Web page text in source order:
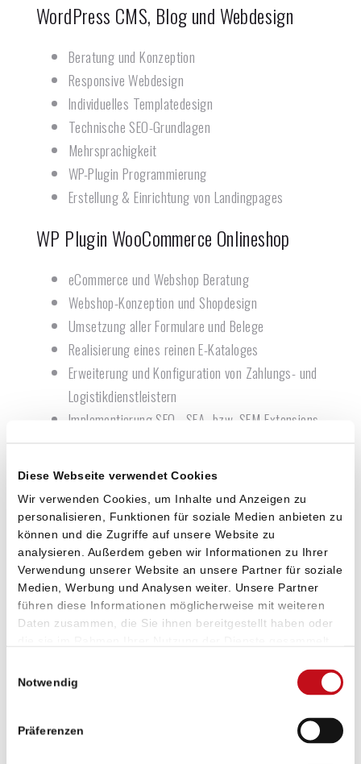
Diese Webseite verwendet Cookies
Wir verwenden Cookies, um Inhalte und Anzeigen zu
personalisieren, Funktionen für soziale Medien anbieten zu
können und die Zugriffe auf unsere Website zu
analysieren. Außerdem geben wir Informationen zu Ihrer
Verwendung unserer Website an unsere Partner für soziale
Medien, Werbung und Analysen weiter. Unsere Partner
führen diese Informationen möglicherweise mit weiteren
Daten zusammen, die Sie ihnen bereitgestellt haben oder
Sie unsere Webseite weiterhin nutzen.
Notwendig
Präferenzen
WordPress CMS, Blog und Webdesign
Beratung und Konzeption
Responsive Webdesign
Individuelles Templatedesign
Technische SEO-Grundlagen
Mehrsprachigkeit
WP-Plugin Programmierung
Erstellung & Einrichtung von Landingpages
WP Plugin WooCommerce Onlineshop
eCommerce und Webshop Beratung
Webshop-Konzeption und Shopdesign
Umsetzung aller Formulare und Belege
Realisierung eines reinen E-Kataloges
Erweiterung und Konfiguration von Zahlungs- und
Logistikdienstleistern
Implementierung SEO-, SEA- bzw. SEM-Extensions
Support
Regelmäßige Updates / Plugins & Theme
Behebung von Funktionsstörungen
Validierung und Optimierung
WP Maintenance und Wartungsarbeiten
Monitoring - 24/7 Security
CMS-Admin Plugin zur Überwachung des Systems